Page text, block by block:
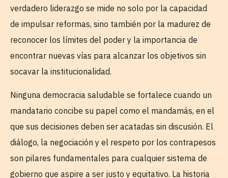
verdadero liderazgo se mide no solo por la capacidad
de impulsar reformas, sino también por la madurez de
reconocer los límites del poder y la importancia de
encontrar nuevas vías para alcanzar los objetivos sin
socavar la institucionalidad.
Ninguna democracia saludable se fortalece cuando un
mandatario concibe su papel como el mandamás, en el
que sus decisiones deben ser acatadas sin discusión. El
diálogo, la negociación y el respeto por los contrapesos
son pilares fundamentales para cualquier sistema de
gobierno que aspire a ser justo y equitativo. La historia